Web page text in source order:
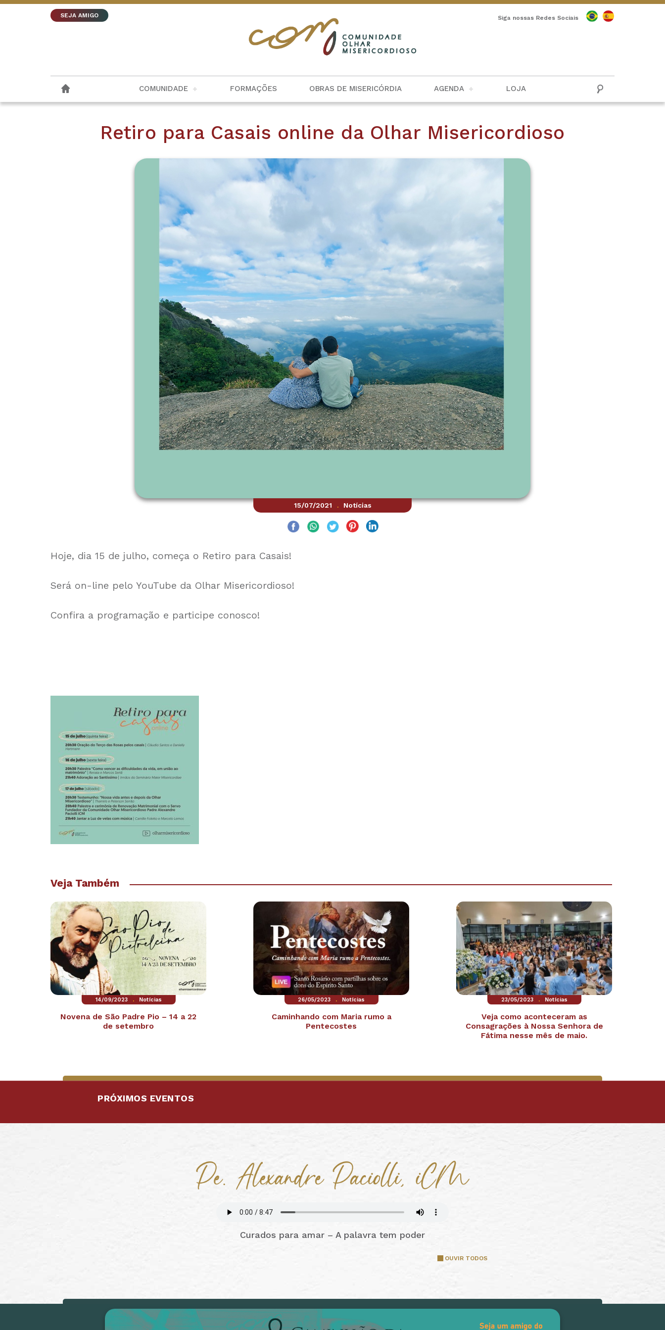
SEJA AMIGO Siga nossas Redes Sociais
COMUNIDADE FORMAÇÕES OBRAS DE MISERICÓRDIA AGENDA LOJA
Retiro para Casais online da Olhar Misericordioso
15/07/2021 . Notícias
Hoje, dia 15 de julho, começa o Retiro para Casais!
Será on-line pelo YouTube da Olhar Misericordioso!
Confira a programação e participe conosco!
Veja Também
14/09/2023 . Notícias
Novena de São Padre Pio – 14 a 22
de setembro
26/05/2023 . Notícias
Caminhando com Maria rumo a
Pentecostes
23/05/2023 . Notícias
Veja como aconteceram as
Consagrações à Nossa Senhora de
Fátima nesse mês de maio.
PRÓXIMOS EVENTOS
Curados para amar – A palavra tem poder
OUVIR TODOS